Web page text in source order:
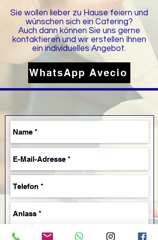
Sie wollen lieber zu Hause feiern und
wünschen sich ein Catering?
Auch dann können Sie uns gerne
kontaktieren und wir erstellen Ihnen
einindividuelles Angebot.
WhatsApp Avecio